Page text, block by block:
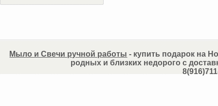
Мыло и Свечи ручной работы - купить подарок на
родных и близких недорого с